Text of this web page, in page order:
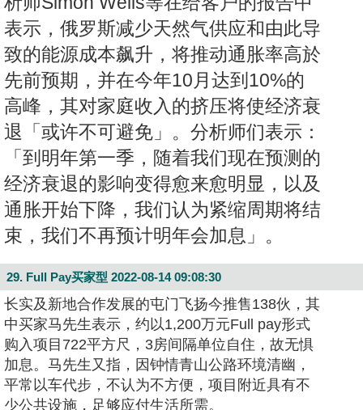
表示，俄罗斯减少天然气供应和由此导
致的能源成本飙升，将推动通胀率高於
先前预期，并在今年10月达到10%的
高峰，其对家庭收入的挤压将使经济衰
退「或许不可避免」。 分析师们表示：
「到明年第一季，随着我们现在预测的
经济衰退的影响变得愈来愈明显，以及
通胀开始下降，我们认为紧缩周期将结
束，我们不再预计明年会加息」。
29. Full Pay买家型 2022-08-14 09:08:30
长实及新地合作发展的屯门飞扬今推售138伙，其
中买家马先生表示，约以1,200万元Full pay形式
购入项目722平方尺，3房间隔单位自住，故无惧
加息。马先生又指，因钟情青山公路环境清幽，
平常以车代步，不认为不方便，项目附近具有不
少公共设施，足够应付生活所需。